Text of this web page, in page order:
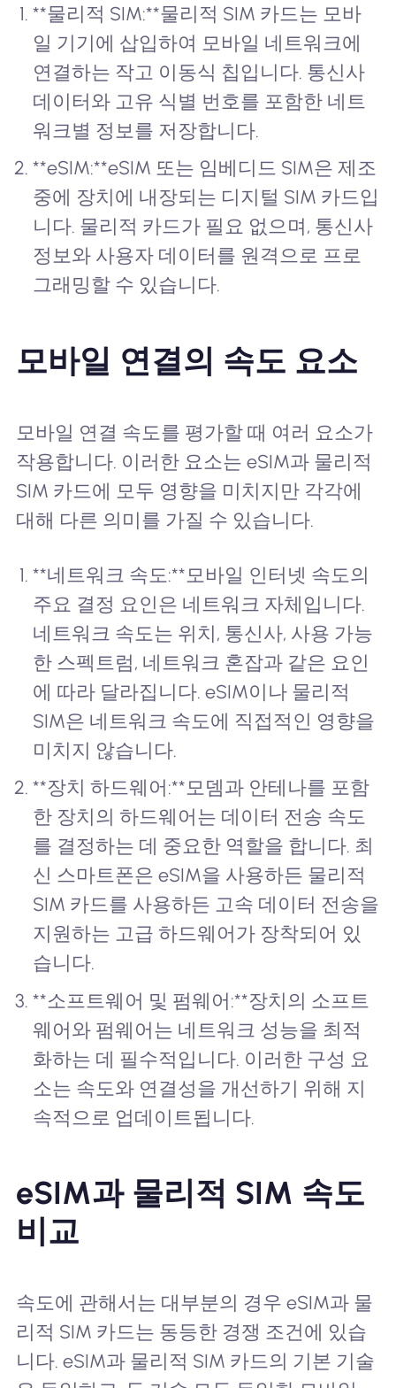
**물리적 SIM:**물리적 SIM 카드는 모바
일 기기에 삽입하여 모바일 네트워크에
연결하는 작고 이동식 칩입니다. 통신사
데이터와 고유 식별 번호를 포함한 네트
워크별 정보를 저장합니다.
**eSIM:**eSIM 또는 임베디드 SIM은 제조
중에 장치에 내장되는 디지털 SIM 카드입
니다. 물리적 카드가 필요 없으며, 통신사
정보와 사용자 데이터를 원격으로 프로
그래밍할 수 있습니다.
모바일 연결의 속도 요소
모바일 연결 속도를 평가할 때 여러 요소가
작용합니다. 이러한 요소는 eSIM과 물리적
SIM 카드에 모두 영향을 미치지만 각각에
대해 다른 의미를 가질 수 있습니다.
**네트워크 속도:**모바일 인터넷 속도의
주요 결정 요인은 네트워크 자체입니다.
네트워크 속도는 위치, 통신사, 사용 가능
한 스펙트럼, 네트워크 혼잡과 같은 요인
에 따라 달라집니다. eSIM이나 물리적
SIM은 네트워크 속도에 직접적인 영향을
미치지 않습니다.
**장치 하드웨어:**모뎀과 안테나를 포함
한 장치의 하드웨어는 데이터 전송 속도
를 결정하는 데 중요한 역할을 합니다. 최
신 스마트폰은 eSIM을 사용하든 물리적
SIM 카드를 사용하든 고속 데이터 전송을
지원하는 고급 하드웨어가 장착되어 있
습니다.
**소프트웨어 및 펌웨어:**장치의 소프트
웨어와 펌웨어는 네트워크 성능을 최적
화하는 데 필수적입니다. 이러한 구성 요
소는 속도와 연결성을 개선하기 위해 지
속적으로 업데이트됩니다.
eSIM과 물리적 SIM 속도
비교
속도에 관해서는 대부분의 경우 eSIM과 물
리적 SIM 카드는 동등한 경쟁 조건에 있습
니다. eSIM과 물리적 SIM 카드의 기본 기술